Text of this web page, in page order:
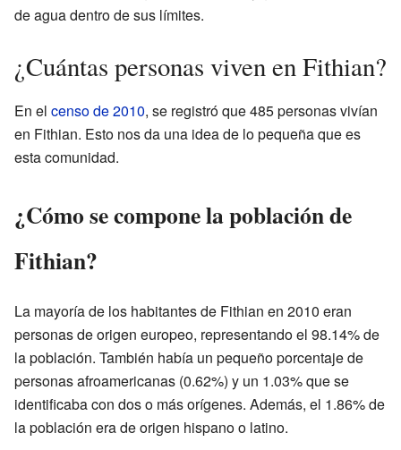
de agua dentro de sus límites.
¿Cuántas personas viven en Fithian?
En el censo de 2010, se registró que 485 personas vivían
en Fithian. Esto nos da una idea de lo pequeña que es
esta comunidad.
¿Cómo se compone la población de
Fithian?
La mayoría de los habitantes de Fithian en 2010 eran
personas de origen europeo, representando el 98.14% de
la población. También había un pequeño porcentaje de
personas afroamericanas (0.62%) y un 1.03% que se
identificaba con dos o más orígenes. Además, el 1.86% de
la población era de origen hispano o latino.